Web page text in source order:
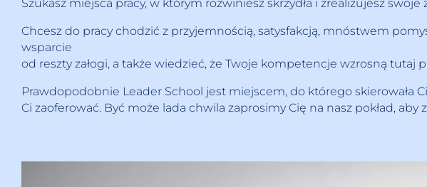
Szukasz miejsca pracy, w którym rozwiniesz skrzydła i zrealizujesz
Chcesz do pracy chodzić z przyjemnością, satysfakcją, mnóstwem
wsparcie
od reszty załogi, a także wiedzieć, że Twoje kompetencje wzrosną tutaj
Prawdopodobnie Leader School jest miejscem, do którego skierowała
Ci zaoferować. Być może lada chwila zaprosimy Cię na nasz pokład, aby